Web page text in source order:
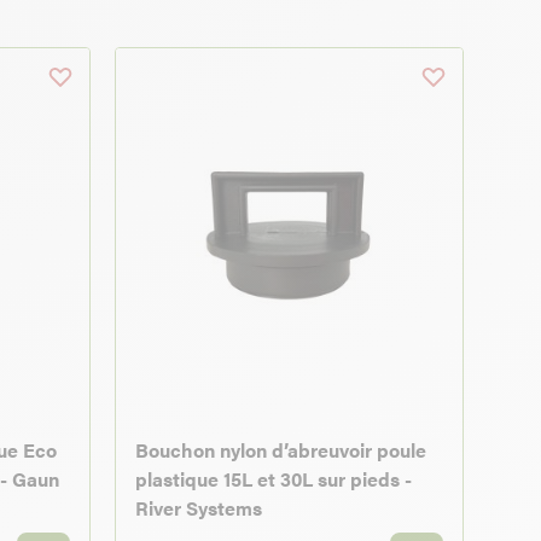
Eco
Gaun
Bouchon nylon d’abreuvoir poule
plastique 15L et 30L sur pieds -
River Systems